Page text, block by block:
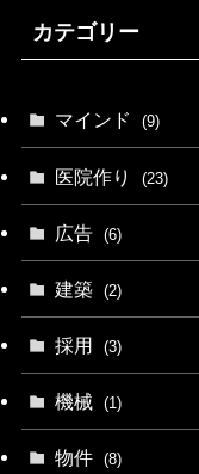
カテゴリー
マインド (9)
医院作り (23)
広告 (6)
建築 (2)
採用 (3)
機械 (1)
物件 (8)